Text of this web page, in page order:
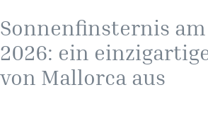
Sonnenfinsternis am
2026: ein
von Mallorca aus